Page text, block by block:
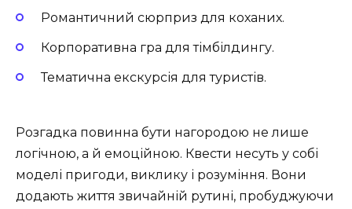
Романтичний сюрприз для коханих.
Корпоративна гра для тімбілдингу.
Тематична екскурсія для туристів.
Розгадка повинна бути нагородою не лише
логічною, а й емоційною. Квести несуть у собі
моделі пригоди, виклику і розуміння. Вони
додають життя звичайній рутині, пробуджуючи